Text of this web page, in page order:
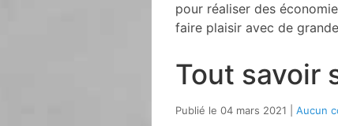
pour réaliser des
faire plaisir avec de
Tout savoir
Publié le 04 mars 2021 Aucun